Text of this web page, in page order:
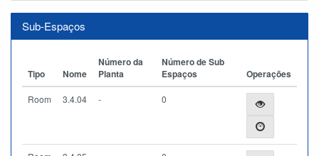
Sub-Espaços
Tipo Nome
Número da
Planta
Número de Sub
Espaços
Operações
Room 3.4.04 - 0